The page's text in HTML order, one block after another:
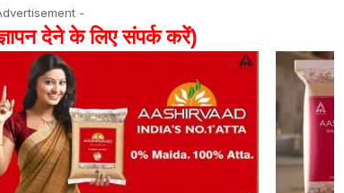
-
देने के लिए संपर्क करें)